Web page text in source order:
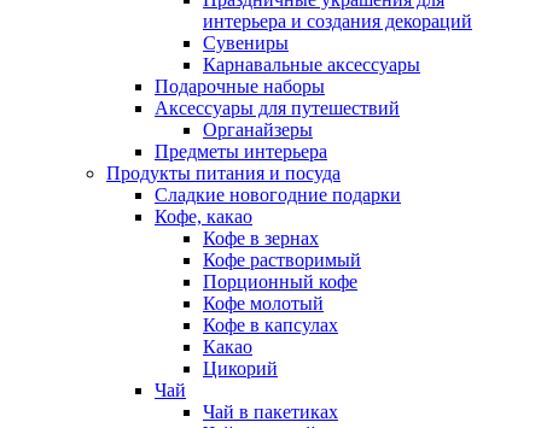
интерьера и создания декораций
Сувениры
Карнавальные аксессуары
Подарочные наборы
Аксессуары для путешествий
Органайзеры
Предметы интерьера
Продукты питания и посуда
Сладкие новогодние подарки
Кофе, какао
Кофе в зернах
Кофе растворимый
Порционный кофе
Кофе молотый
Кофе в капсулах
Какао
Цикорий
Чай
Чай в пакетиках